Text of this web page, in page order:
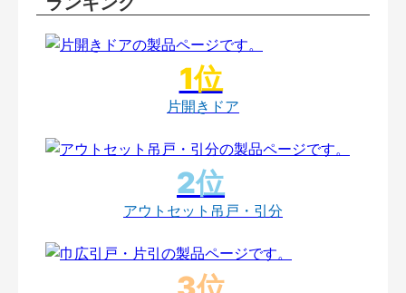
片開きドア
アウトセット吊戸・引分